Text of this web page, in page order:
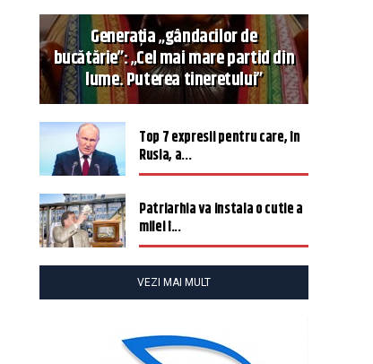
Generația „gândacilor de
bucătărie”: „Cel mai mare partid din
lume. Puterea tineretului”
Top 7 expresii pentru care, în
Rusia, a...
Patriarhia va instala o cutie a
milei î...
VEZI MAI MULT